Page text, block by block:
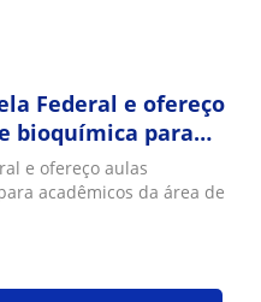
Federal e ofereço
bioquímica para
da saúde
e ofereço aulas
acadêmicos da área de